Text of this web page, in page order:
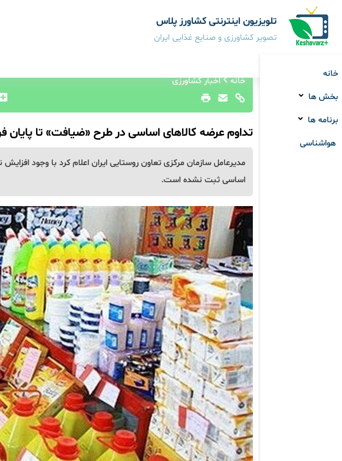
تلویزیون اینترنتی کشاورز پلاس
تصویر کشاورزی و صنایع غذایی ایران
خانه
بخش ها
برنامه ها
هواشناسی
خانه اخبار کشاورزی
تداوم عرضه کالاهای اساسی در طرح «ضیافت» تا پایان
مدیرعامل سازمان مرکزی تعاون روستایی ایران اعلام کرد با وجود
اساسی ثبت نشده است.